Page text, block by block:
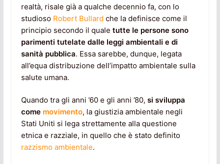
realtà, risale già a qualche decennio fa, con lo
studioso Robert Bullard che la definisce come il
principio secondo il quale tutte le persone sono
parimenti tutelate dalle leggi ambientali e di
sanità pubblica. Essa sarebbe, dunque, legata
all’equa distribuzione dell’impatto ambientale sulla
salute umana.
Quando tra gli anni ’60 e gli anni ’80, si sviluppa
come movimento, la giustizia ambientale negli
Stati Uniti si lega strettamente alla questione
etnica e razziale, in quello che è stato definito
razzismo ambientale.